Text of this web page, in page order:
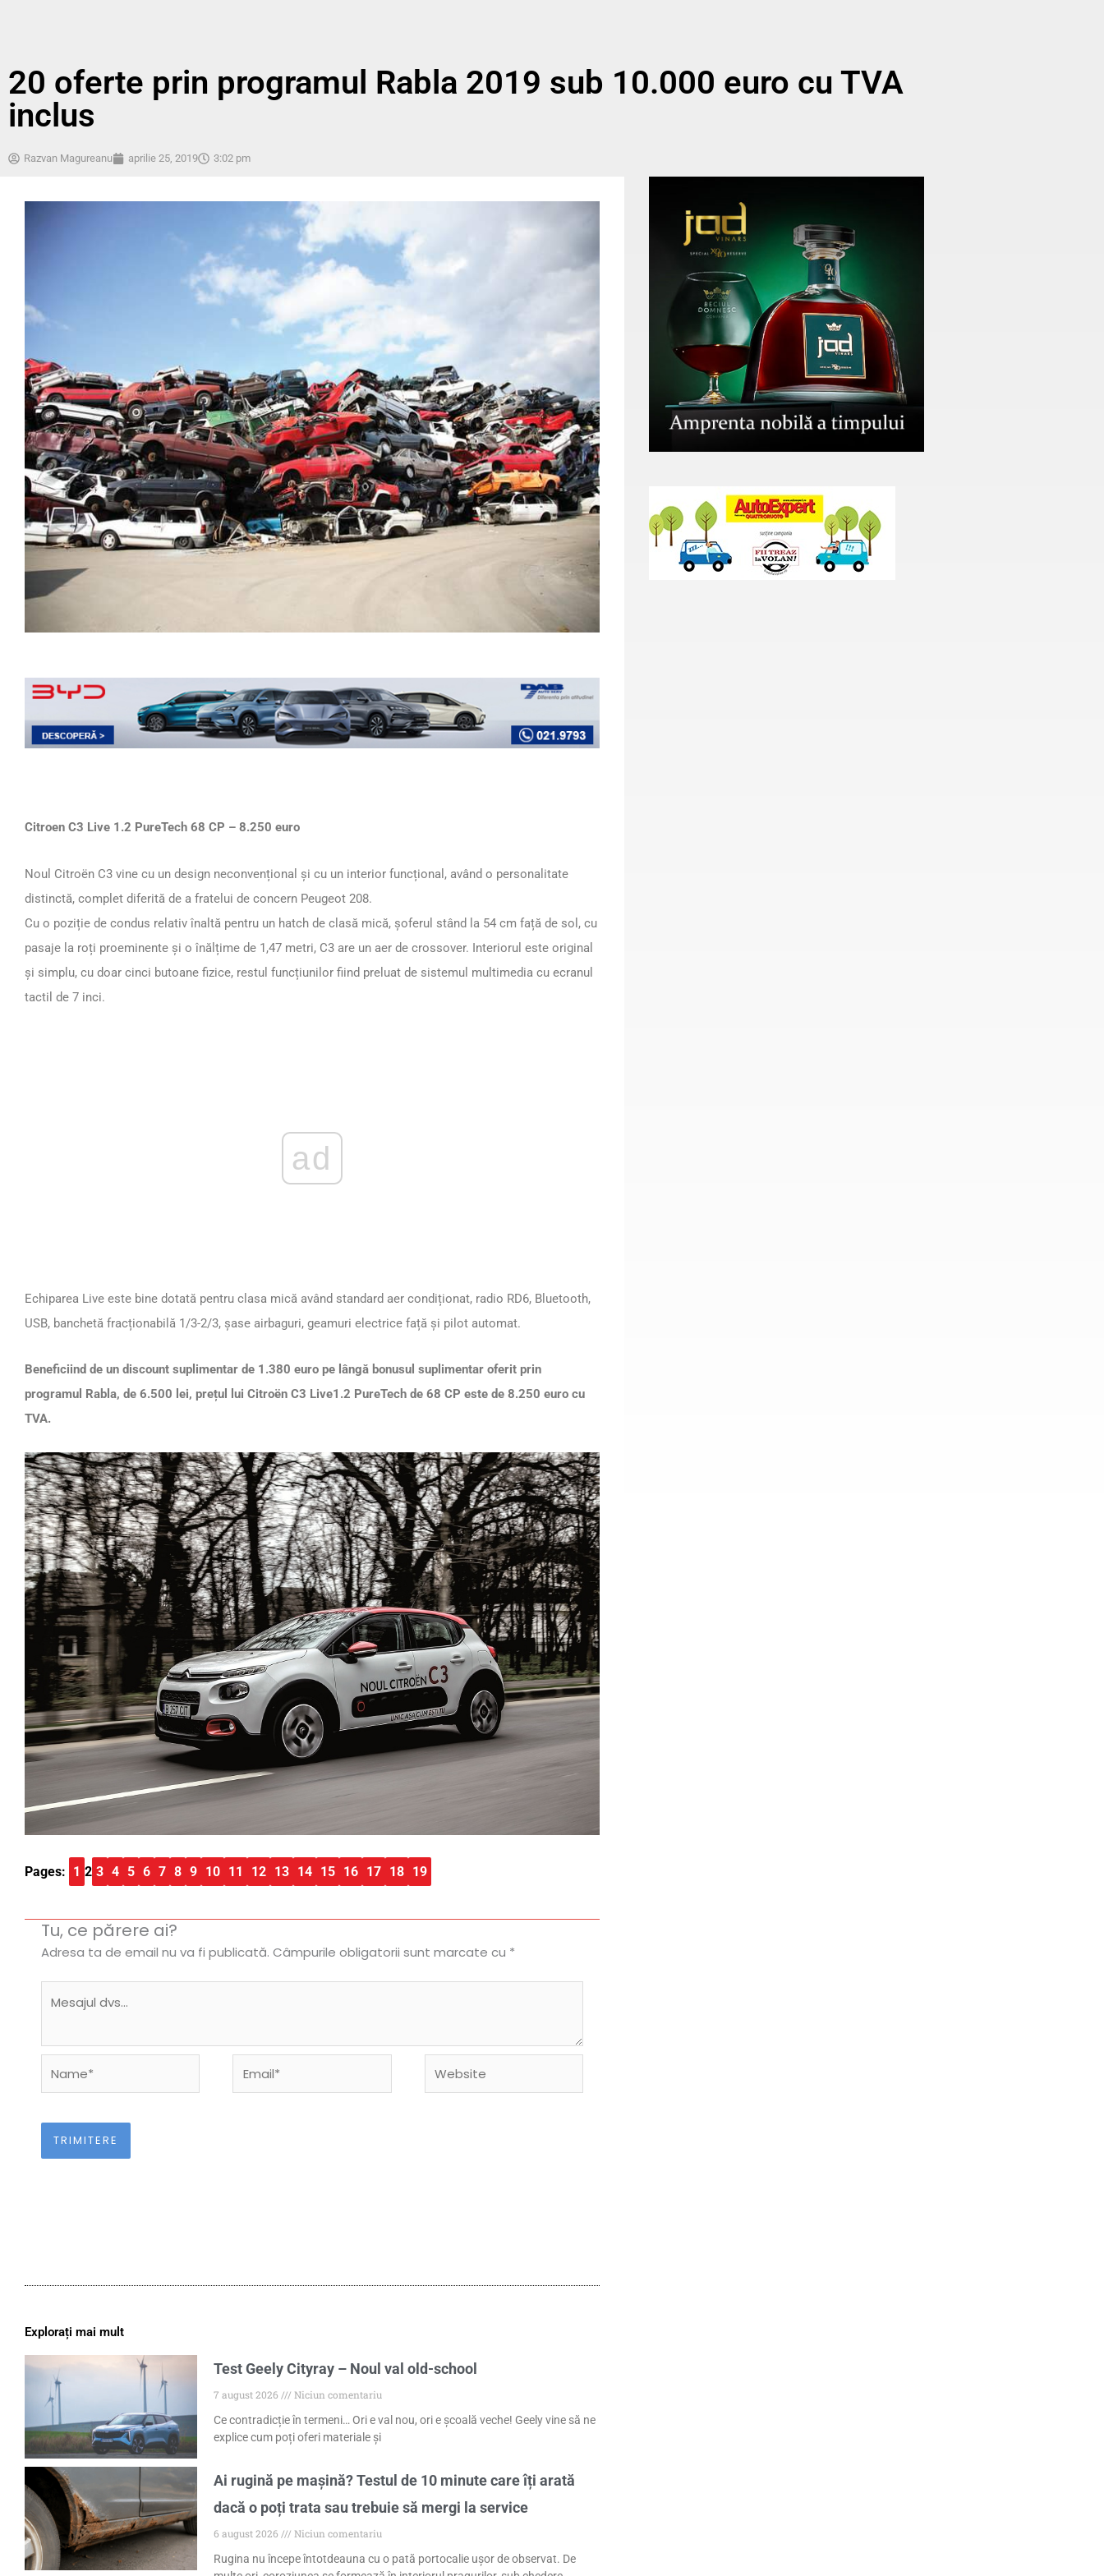
20 oferte prin programul Rabla 2019 sub 10.000 euro cu TVA
inclus
Razvan Magureanu aprilie 25, 2019 3:02 pm
Citroen C3 Live 1.2 PureTech 68 CP – 8.250 euro
Noul Citroën C3 vine cu un design neconvențional și cu un interior funcțional, având o personalitate
distinctă, complet diferită de a fratelui de concern Peugeot 208.
Cu o poziție de condus relativ înaltă pentru un hatch de clasă mică, șoferul stând la 54 cm față de sol, cu
pasaje la roți proeminente și o înălțime de 1,47 metri, C3 are un aer de crossover. Interiorul este original
și simplu, cu doar cinci butoane fizice, restul funcțiunilor fiind preluat de sistemul multimedia cu ecranul
tactil de 7 inci.
ad
Echiparea Live este bine dotată pentru clasa mică având standard aer condiționat, radio RD6, Bluetooth,
USB, banchetă fracționabilă 1/3-2/3, șase airbaguri, geamuri electrice față și pilot automat.
Beneficiind de un discount suplimentar de 1.380 euro pe lângă bonusul suplimentar oferit prin
programul Rabla, de 6.500 lei, prețul lui Citroën C3 Live1.2 PureTech de 68 CP este de 8.250 euro cu
TVA.
Pages:
Page
1
Page
2
,Page
3
, Page
4
,Page
5
,Page
6
,Page
7
,Page
8
, Page
9
, Page
10
, Page
11
,Page
12
, Page
13
,Page
14 15 16 17 18 19
Tu, ce părere ai?
Adresa ta de email nu va fi publicată. Câmpurile obligatorii sunt marcate cu *
Explorați mai mult
Test Geely Cityray – Noul val old-school
7 august 2026
Niciun comentariu
Ce contradicție în termeni… Ori e val nou, ori e școală veche! Geely vine să ne
explice cum poți oferi materiale și
Ai rugină pe mașină? Testul de 10 minute care îți arată
dacă o poți trata sau trebuie să mergi la service
6 august 2026
Niciun comentariu
Rugina nu începe întotdeauna cu o pată portocalie ușor de observat. De